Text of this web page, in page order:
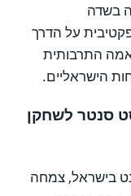
בשדה
על הדרך
התרבותית
הישראליים.
סנטר לשחקן
בישראל, צמחה